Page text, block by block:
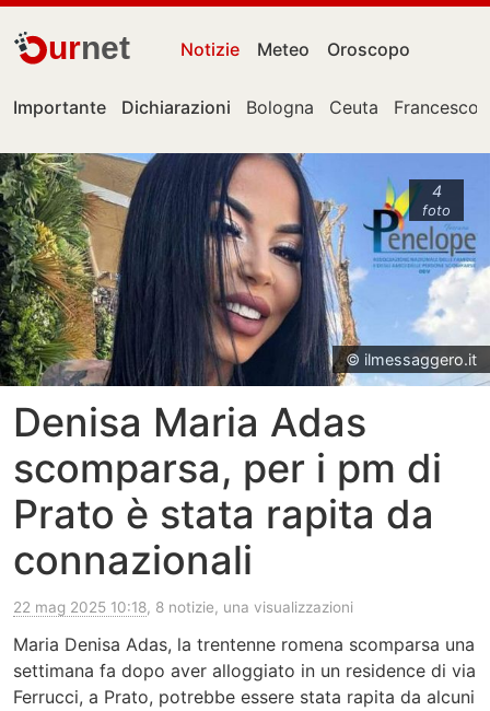
urnet Notizie Meteo Oroscopo
Importante Dichiarazioni Bologna Ceuta Francesco
4
foto
© ilmessaggero.it
Denisa Maria Adas
scomparsa, per i pm di
Prato è stata rapita da
connazionali
22 mag 2025 10:18, 8 notizie, una visualizzazioni
Maria Denisa Adas, la trentenne romena scomparsa una
settimana fa dopo aver alloggiato in un residence di via
Ferrucci, a Prato, potrebbe essere stata rapita da alcuni